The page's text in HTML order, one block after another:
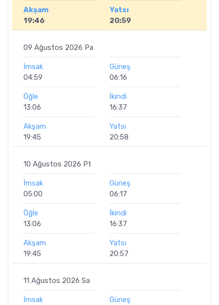
Akşam
19:46
Yatsı
20:59
09 Ağustos 2026 Pa
İmsak
04:59
Güneş
06:16
Öğle
13:06
İkindi
16:37
Akşam
19:45
Yatsı
20:58
10 Ağustos 2026 Pt
İmsak
05:00
Güneş
06:17
Öğle
13:06
İkindi
16:37
Akşam
19:45
Yatsı
20:57
11 Ağustos 2026 Sa
İmsak
Güneş